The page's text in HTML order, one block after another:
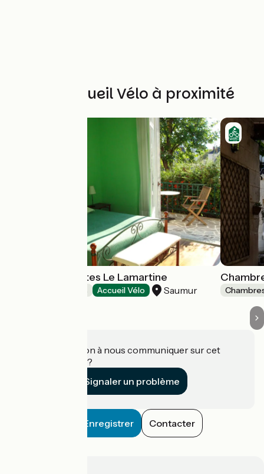
Autres Accueil Vélo à proximité
Chambres d'hôtes Le Lamartine
Accueil Vélo Saumur
Une information à nous communiquer sur cet
établissement ?
Signaler un problème
Enregistrer Contacter